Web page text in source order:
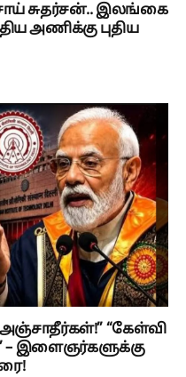
சுதர்சன்.. இலங்கை
அணிக்கு புதிய
“கேள்வி
– இளைஞர்களுக்கு